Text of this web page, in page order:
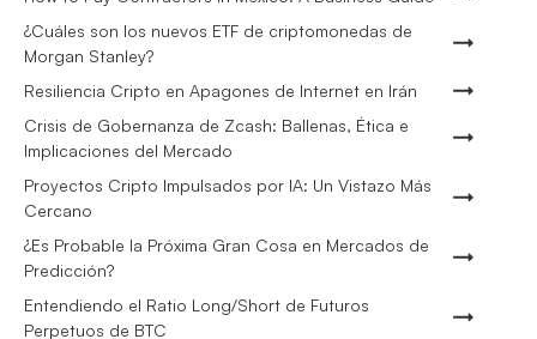
¿Cuáles son los nuevos ETF de criptomonedas de
Morgan Stanley?
Resiliencia Cripto en Apagones de Internet en Irán
Crisis de Gobernanza de Zcash: Ballenas, Ética e
Implicaciones del Mercado
Proyectos Cripto Impulsados por IA: Un Vistazo Más
Cercano
¿Es Probable la Próxima Gran Cosa en Mercados de
Predicción?
Entendiendo el Ratio Long/Short de Futuros
Perpetuos de BTC